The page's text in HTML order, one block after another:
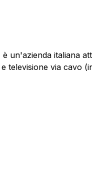
un'azienda italiana
televisione via cavo